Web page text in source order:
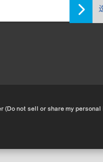
(Do not sell or share my